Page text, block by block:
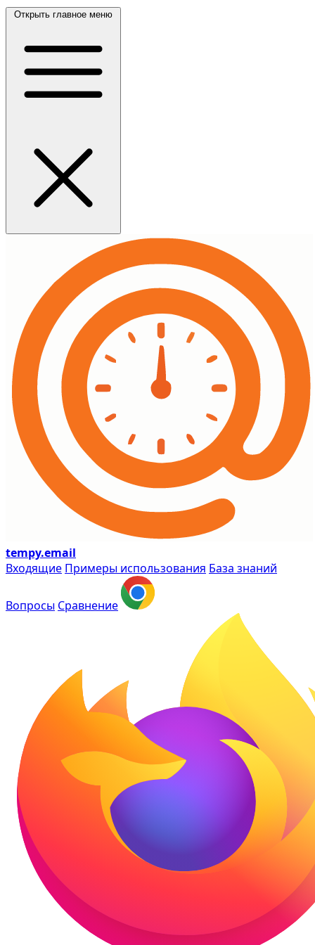
Открыть главное меню
tempy.email
Входящие Примеры использования База знаний
Вопросы Сравнение